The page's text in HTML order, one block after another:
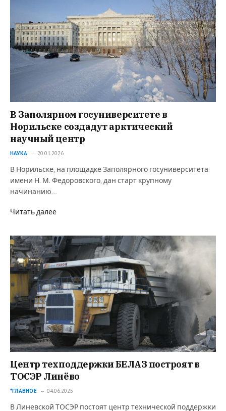
В Заполярном госуниверситете в
Норильске создадут арктический
научный центр
НАУКА 20.01.2026
В Норильске, на площадке Заполярного госуниверситета
имени Н. М. Федоровского, дан старт крупному
начинанию…
Читать далее
Центр техподдержки БЕЛАЗ построят в
ТОСЭР Линёво
*ГЛАВНОЕ 04.06.2025
В Линевской ТОСЭР постоят центр технической поддержки